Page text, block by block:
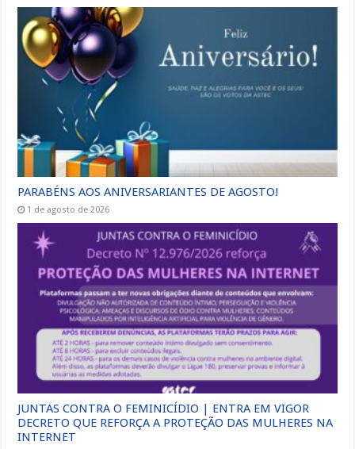
PARABÉNS AOS ANIVERSARIANTES DE AGOSTO!
1 de agosto de 2026
JUNTAS CONTRA O FEMINICÍDIO | ENTRA EM VIGOR
DECRETO QUE REFORÇA A PROTEÇÃO DAS MULHERES NA
INTERNET